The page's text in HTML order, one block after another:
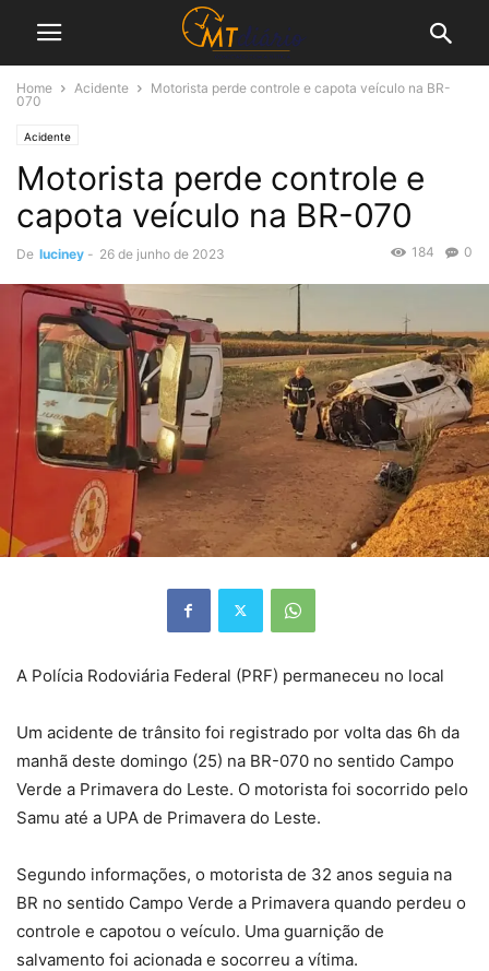
Home Acidente
Motorista perde controle e capota veículo na BR-
070
Acidente
Motorista perde controle e
capota veículo na BR-070
De luciney - 26 de junho de 2023 0
184
A Polícia Rodoviária Federal (PRF) permaneceu no local
Um acidente de trânsito foi registrado por volta das 6h da
manhã deste domingo (25) na BR-070 no sentido Campo
Verde a Primavera do Leste. O motorista foi socorrido pelo
Samu até a UPA de Primavera do Leste.
Segundo informações, o motorista de 32 anos seguia na
BR no sentido Campo Verde a Primavera quando perdeu o
controle e capotou o veículo. Uma guarnição de
salvamento foi acionada e socorreu a vítima.